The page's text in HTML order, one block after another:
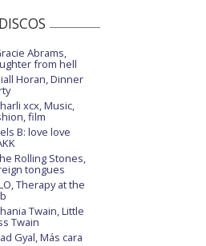
Abrams,
from hell
Horan, Dinner
xcx, Music,
film
B: love love
Rolling Stones,
tongues
Therapy at the
Twain, Little
Twain
Gyal, Más cara